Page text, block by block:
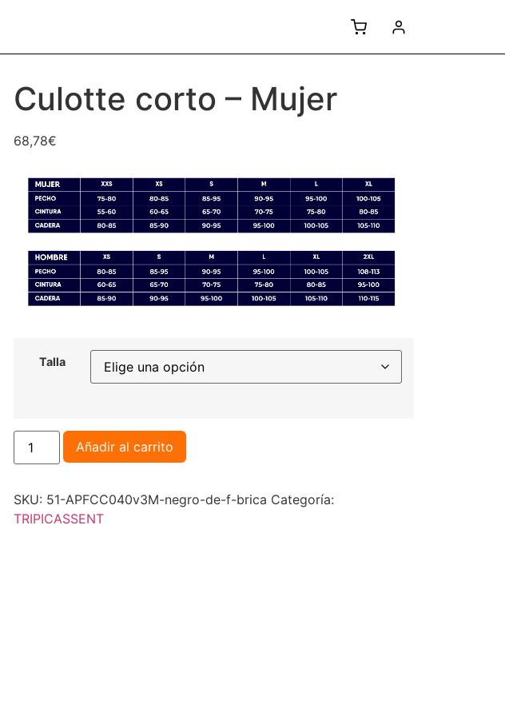
Culotte corto – Mujer
68,78€
Talla
Añadir al carrito
SKU: 51-APFCC040v3M-negro-de-f-brica Categoría:
TRIPICASSENT